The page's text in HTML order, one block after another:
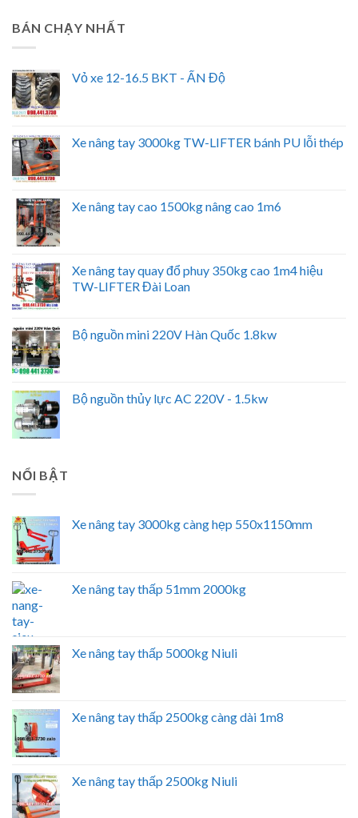
BÁN CHẠY NHẤT
Vỏ xe 12-16.5 BKT - ẤN Độ
Xe nâng tay 3000kg TW-LIFTER bánh PU lỗi thép
Xe nâng tay cao 1500kg nâng cao 1m6
Xe nâng tay quay đổ phuy 350kg cao 1m4 hiệu
TW-LIFTER Đài Loan
Bộ nguồn mini 220V Hàn Quốc 1.8kw
Bộ nguồn thủy lực AC 220V - 1.5kw
NỔI BẬT
Xe nâng tay 3000kg càng hẹp 550x1150mm
Xe nâng tay thấp 51mm 2000kg
Xe nâng tay thấp 5000kg Niuli
Xe nâng tay thấp 2500kg càng dài 1m8
Xe nâng tay thấp 2500kg Niuli